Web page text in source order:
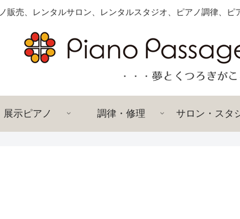
販売、レンタルサロン、レンタルスタジオ、ピアノ調律、ピ
展示ピアノ 調律・修理 サロン・スタ